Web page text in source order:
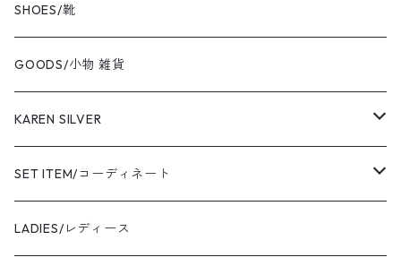
BOKU HA TANOSII/ボクハタノシイ
NOT OEM/ノットオーイーエム
cooperstown/クーパーズタウン
adidas/アディダス
the corona utility/コロナ
SHOES/靴
GOODS/小物 雑貨
KAREN SILVER
necklace
bracelet
SET ITEM/コーディネート
Sサイズ コーディネート
LADIES/レディース